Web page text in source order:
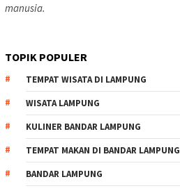
manusia.
TOPIK POPULER
TEMPAT WISATA DI LAMPUNG
WISATA LAMPUNG
KULINER BANDAR LAMPUNG
TEMPAT MAKAN DI BANDAR LAMPUNG
BANDAR LAMPUNG